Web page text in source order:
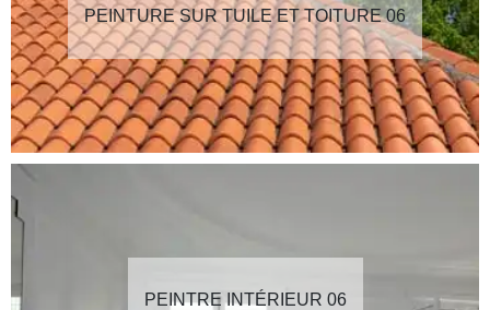
PEINTURE SUR TUILE ET TOITURE 06
PEINTRE INTÉRIEUR 06